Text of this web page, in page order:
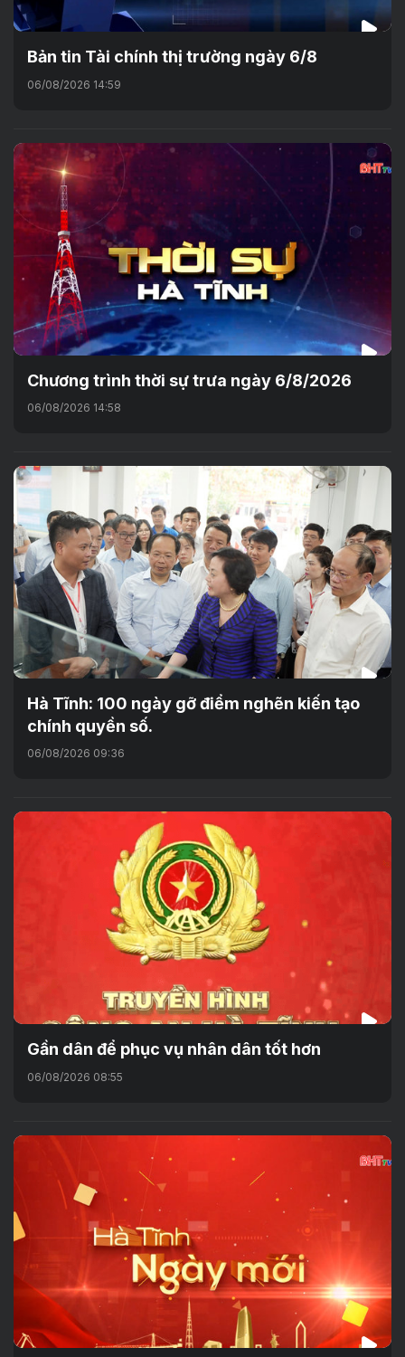
Bản tin Tài chính thị trường ngày 6/8
06/08/2026 14:59
Chương trình thời sự trưa ngày 6/8/2026
06/08/2026 14:58
Hà Tĩnh: 100 ngày gỡ điểm nghẽn kiến tạo
chính quyền số.
06/08/2026 09:36
Gần dân để phục vụ nhân dân tốt hơn
06/08/2026 08:55